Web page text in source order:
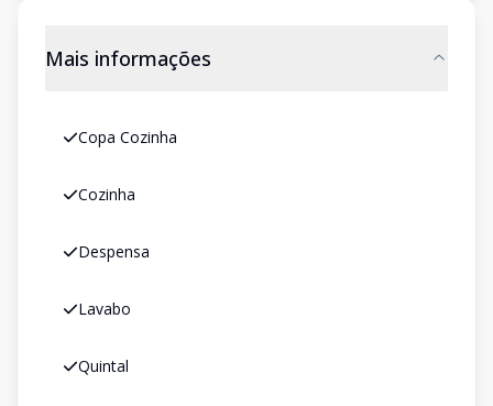
Mais informações
Copa Cozinha
Cozinha
Despensa
Lavabo
Quintal